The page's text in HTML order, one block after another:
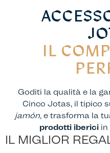
IL
Goditi la qualità e la
Cinco Jotas, il tipico
jamón, e trasforma la
prodotti iberici in
IL MIGLIOR